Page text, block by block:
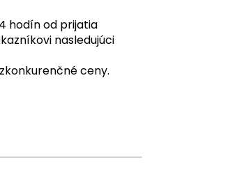
hodín od prijatia
nasledujúci
ceny.